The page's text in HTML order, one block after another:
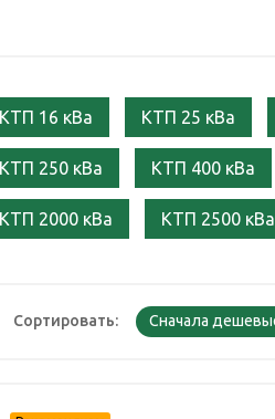
КТП 16 кВа КТП 25 кВа
КТП 250 кВа КТП 400 кВа
КТП 2000 кВа КТП 2500 кВа
Сортировать: